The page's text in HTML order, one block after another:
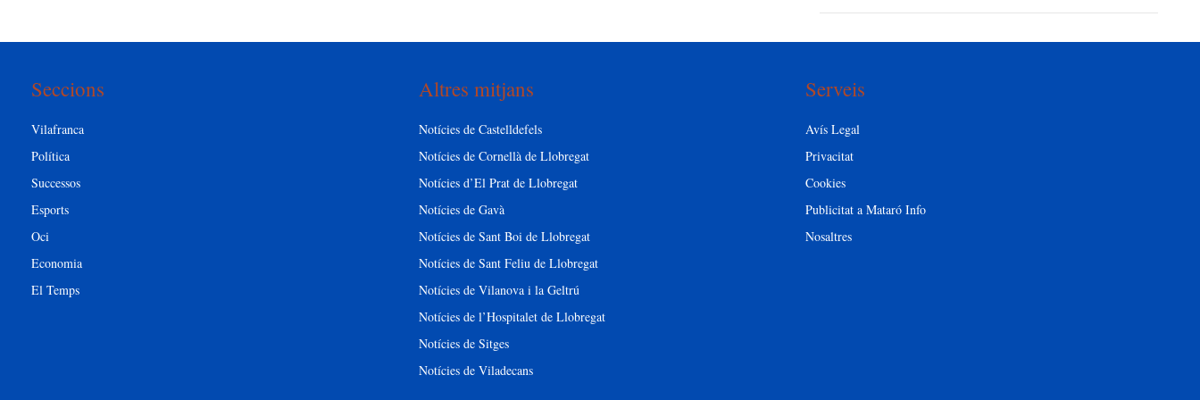
Seccions
Vilafranca
Política
Successos
Esports
Oci
Economia
El Temps
Altres mitjans
Notícies de Castelldefels
Notícies de Cornellà de Llobregat
Notícies d’El Prat de Llobregat
Notícies de Gavà
Notícies de Sant Boi de Llobregat
Notícies de Sant Feliu de Llobregat
Notícies de Vilanova i la Geltrú
Notícies de l’Hospitalet de Llobregat
Notícies de Sitges
Notícies de Viladecans
Serveis
Avís Legal
Privacitat
Cookies
Publicitat a Mataró Info
Nosaltres